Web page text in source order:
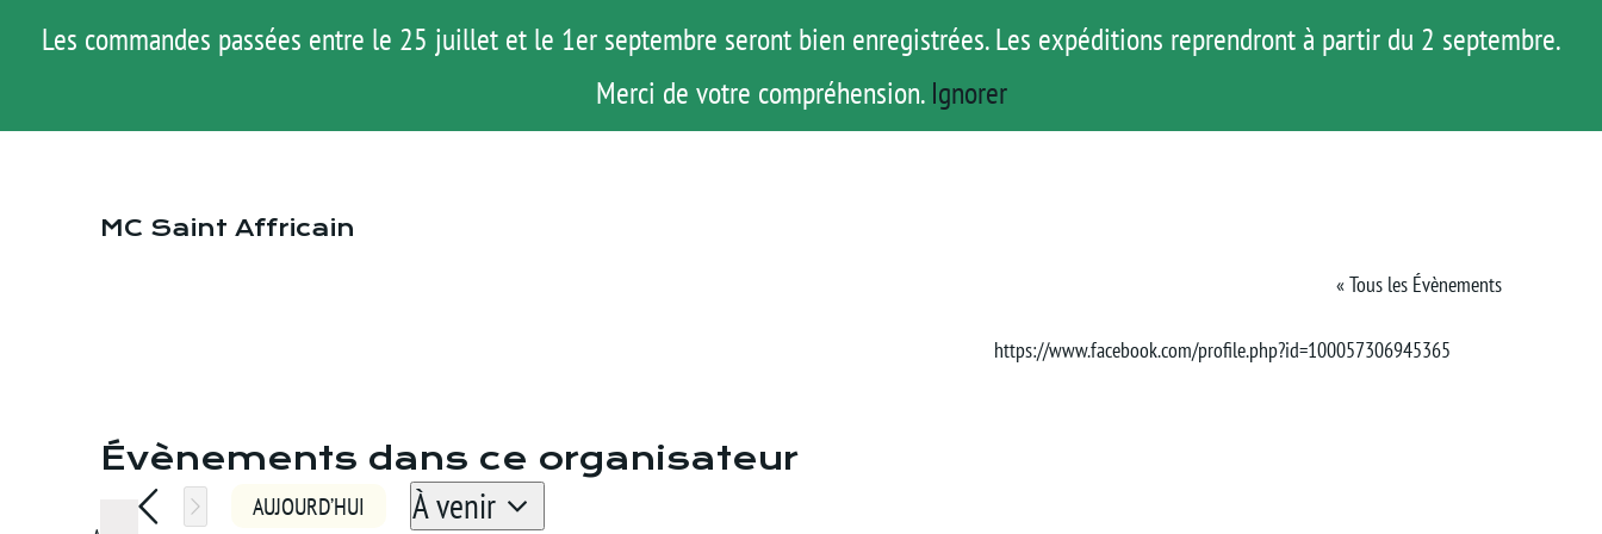
Les commandes passées entre le 25 juillet et le 1er septembre seront bien enregistrées. Les expéditions reprendront à partir du 2 septembre.
Merci de votre compréhension. Ignorer
ROAD TRIP ACTUS TESTS E-SHOP AGENDA MATOS TUTOS
MC Saint Affricain
« Tous les Évènements
Site
https://www.facebook.com/profile.php?id=100057306945365
Évènements dans ce organisateur
AUJOURD’HUI
À venir